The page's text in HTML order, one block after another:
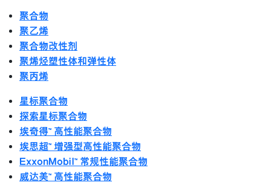
聚合物
聚乙烯
聚合物改性剂
聚烯烃塑性体和弹性体
聚丙烯
星标聚合物
探索星标聚合物
埃奇得™ 高性能聚合物
埃思超™ 增强型高性能聚合物
ExxonMobil™ 常规性能聚合物
威达美™ 高性能聚合物